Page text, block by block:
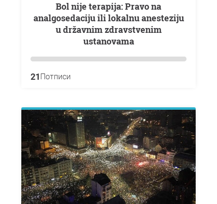
Bol nije terapija: Pravo na
analgosedaciju ili lokalnu anesteziju
u državnim zdravstvenim
ustanovama
21 Потписи